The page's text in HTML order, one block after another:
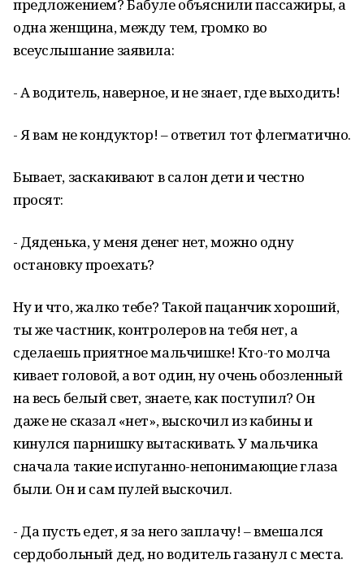
предложением? Бабуле объяснили пассажиры, а
одна женщина, между тем, громко во
всеуслышание заявила:
- А водитель, наверное, и не знает, где выходить!
- Я вам не кондуктор! – ответил тот флегматично.
Бывает, заскакивают в салон дети и честно
просят:
- Дяденька, у меня денег нет, можно одну
остановку проехать?
Ну и что, жалко тебе? Такой пацанчик хороший,
ты же частник, контролеров на тебя нет, а
сделаешь приятное мальчишке! Кто-то молча
кивает головой, а вот один, ну очень обозленный
на весь белый свет, знаете, как поступил? Он
даже не сказал «нет», выскочил из кабины и
кинулся парнишку вытаскивать. У мальчика
сначала такие испуганно-непонимающие глаза
были. Он и сам пулей выскочил.
- Да пусть едет, я за него заплачу! – вмешался
сердобольный дед, но водитель газанул с места.